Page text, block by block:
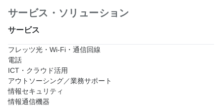
サービス・ソリューション
サービス
フレッツ光・Wi-Fi・通信回線
電話
ICT・クラウド活用
アウトソーシング／業務サポート
情報セキュリティ
情報通信機器